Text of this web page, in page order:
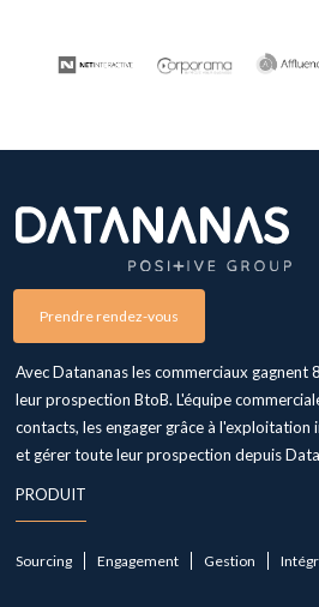
Prendre rendez-vous
Avec Datananas les commerciaux gagnent
leur prospection BtoB. L'équipe
contacts, les engager grâce à l'exploitation
et gérer toute leur prospection depuis
PRODUIT
Sourcing Engagement Gestion